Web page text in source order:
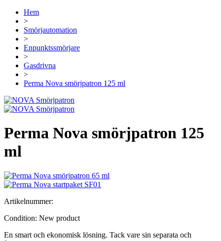
Hem
>
Smörjautomation
>
Enpunktssmörjare
>
Gasdrivna
>
Perma Nova smörjpatron 125 ml
Perma Nova smörjpatron 125
ml
Artikelnummer:
Condition: New product
En smart och ekonomisk lösning. Tack vare sin separata och